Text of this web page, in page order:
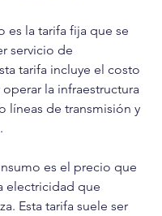
es la tarifa fija que se
servicio de
tarifa incluye el costo
la infraestructura
líneas de transmisión y
es el precio que
electricidad que
Esta tarifa suele ser